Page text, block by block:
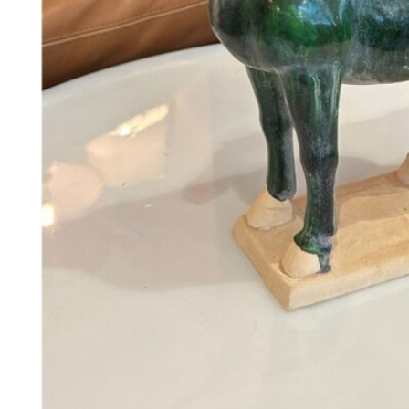
198DKK Tilføj til kurv 28
Kasse